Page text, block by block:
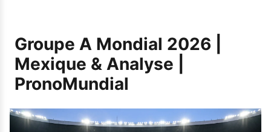
Groupe A Mondial 2026 |
Mexique & Analyse |
PronoMundial